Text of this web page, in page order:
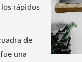
rápidos
de
una